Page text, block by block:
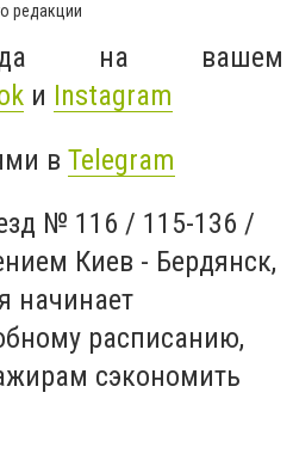
редакции
на вашем
и Instagram
в Telegram
№ 116 / 115-136 /
Киев - Бердянск,
начинает
расписанию,
сэкономить